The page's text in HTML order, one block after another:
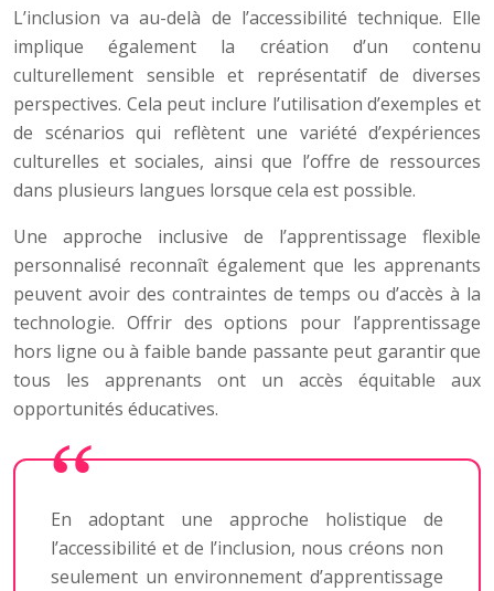
L’inclusion va au-delà de l’accessibilité technique. Elle
implique également la création d’un contenu
culturellement sensible et représentatif de diverses
perspectives. Cela peut inclure l’utilisation d’exemples et
de scénarios qui reflètent une variété d’expériences
culturelles et sociales, ainsi que l’offre de ressources
dans plusieurs langues lorsque cela est possible.
Une approche inclusive de l’apprentissage flexible
personnalisé reconnaît également que les apprenants
peuvent avoir des contraintes de temps ou d’accès à la
technologie. Offrir des options pour l’apprentissage
hors ligne ou à faible bande passante peut garantir que
tous les apprenants ont un accès équitable aux
opportunités éducatives.
En adoptant une approche holistique de
l’accessibilité et de l’inclusion, nous créons non
seulement un environnement d’apprentissage